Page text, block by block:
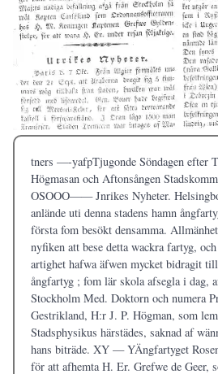
tners —-yafpTjugonde Söndagen efter
Högmasan och Aftonsången
OSOOO—— Jnrikes Nyheter.
anlände uti denna stadens hamn
första fom besökt densamma.
nyfiken att bese detta wackra fartyg,
artighet hafwa äfwen mycket bidragit
ångfartyg ; fom lär skola afsegla i dag,
Stockholm Med. Doktorn och numera
Gestrikland, H:r J. P. Högman, som
Stadsphysikus härstädes, saknad af
hans biträde. XY — YÄngfartyget
för att afhemta H. Er. Grefwe de Geer,